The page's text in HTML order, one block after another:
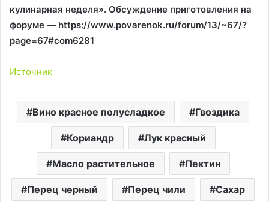
кулинарная неделя». Обсуждение приготовления на
форуме — https://www.povarenok.ru/forum/13/~67/?
page=67#com6281
Источник
Вино красное полусладкое Гвоздика
Кориандр Лук красный
Масло растительное Пектин
Перец черный Перец чили Сахар